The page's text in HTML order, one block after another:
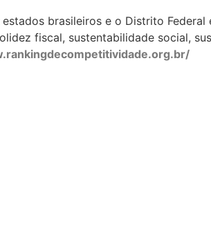
brasileiros e o Distrito
fiscal, sustentabilidade social,